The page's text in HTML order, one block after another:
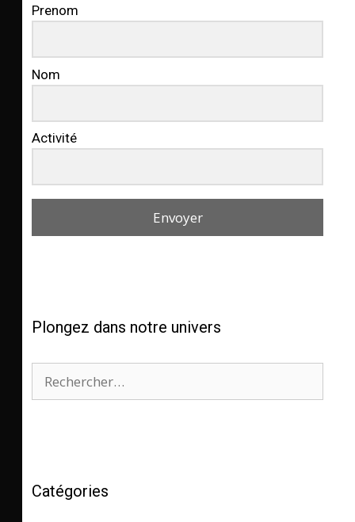
Prenom
Nom
Activité
Envoyer
Plongez dans notre univers
Catégories